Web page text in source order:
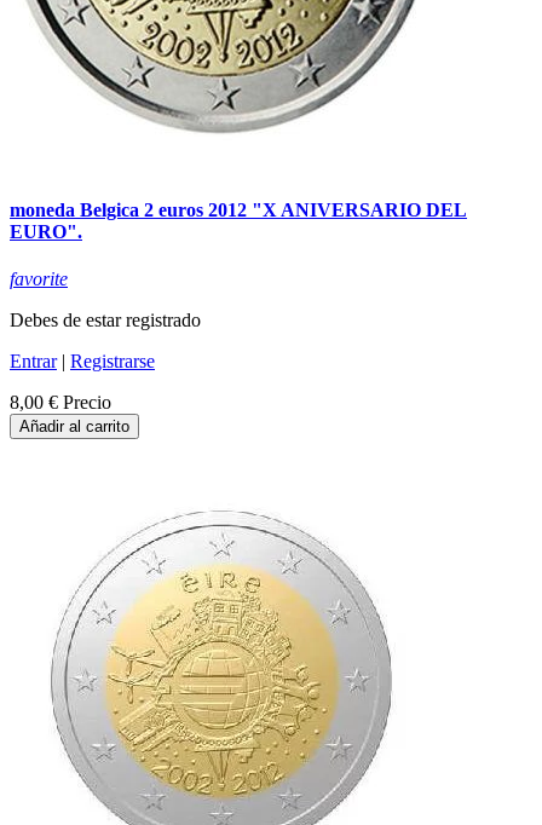
moneda Belgica 2 euros 2012 "X ANIVERSARIO DEL
EURO".
favorite
Debes de estar registrado
Entrar| Registrarse
8,00 € Precio
Añadir al carrito